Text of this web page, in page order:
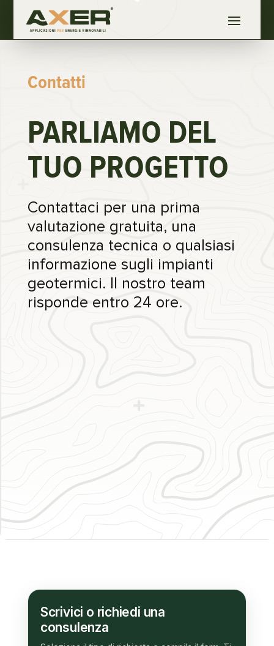
Contatti
PARLIAMO DEL
TUO PROGETTO
Contattaci per una prima
valutazione gratuita, una
consulenza tecnica o qualsiasi
informazione sugli impianti
geotermici. Il nostro team
risponde entro 24 ore.
Scrivici o richiedi una
consulenza